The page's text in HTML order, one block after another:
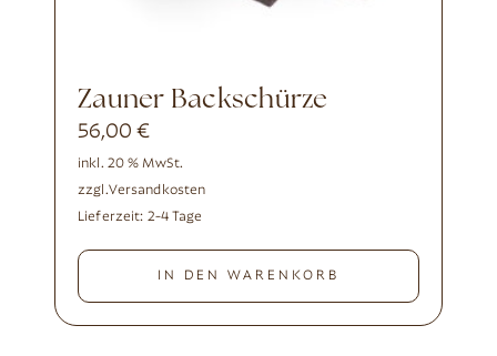
Zauner Backschürze
56,00€
inkl. 20 % MwSt.
zzgl.Versandkosten
Lieferzeit: 2-4 Tage
IN DEN WARENKORB